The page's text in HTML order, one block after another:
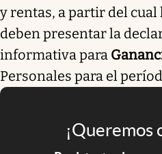
y rentas, a partir del
deben presentar la
informativa para
Personales para el
¡Queremos